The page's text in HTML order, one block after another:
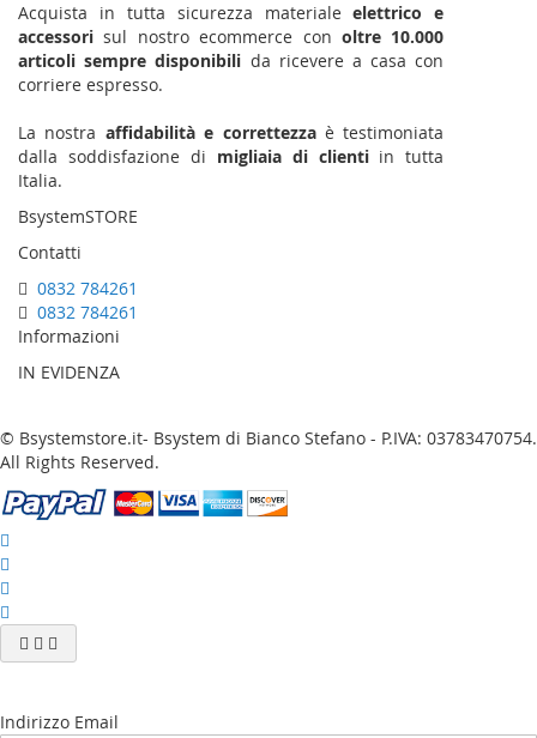
Acquista in tutta sicurezza materialeelettrico e
accessori sul nostro ecommerce con oltre 10.000
articoli sempre disponibili da ricevere a casa con
corriere espresso.
La nostra affidabilità e correttezzaè testimoniata
dalla soddisfazione di migliaia di clientiin tutta
Italia.
BsystemSTORE
Contatti
0832 784261
0832 784261
Informazioni
IN EVIDENZA
© Bsystemstore.it- Bsystem di Bianco Stefano - P.IVA: 03783470754.
All Rights Reserved.
Indirizzo Email